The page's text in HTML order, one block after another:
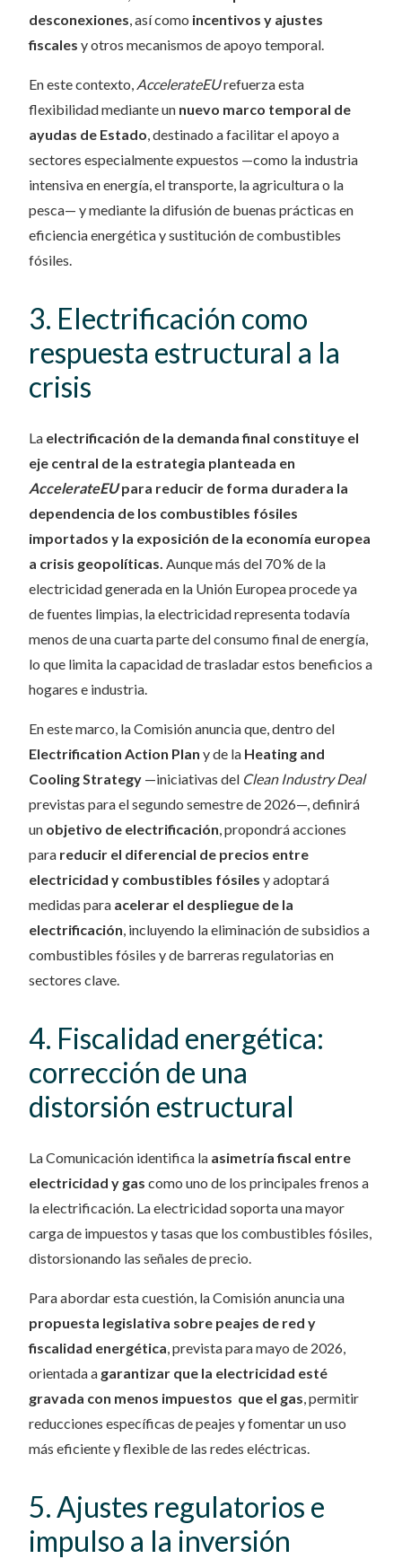
desconexiones, así como incentivos y ajustes
fiscales y otros mecanismos de apoyo temporal.
En este contexto, AccelerateEUrefuerza esta
flexibilidad mediante un nuevo marco temporal de
ayudas de Estado, destinado a facilitar el apoyo a
sectores especialmente expuestos —como la industria
intensiva en energía, el transporte, la agricultura o la
pesca— y mediante la difusión de buenas prácticas en
eficiencia energética y sustitución de combustibles
fósiles.
3. Electrificación como
respuesta estructural a la
crisis
La electrificación de la demanda final constituye el
eje central de la estrategia planteada en
AccelerateEUpara reducir de forma duradera la
dependencia de los combustibles fósiles
importados y la exposición de la economía europea
a crisis geopolíticas. Aunque más del 70 % de la
electricidad generada en la Unión Europea procede ya
de fuentes limpias, la electricidad representa todavía
menos de una cuarta parte del consumo final de energía,
lo que limita la capacidad de trasladar estos beneficios a
hogares e industria.
En este marco, la Comisión anuncia que, dentro del
Electrification Action Plan y de la Heating and
Cooling Strategy —iniciativas del Clean Industry Deal
previstas para el segundo semestre de 2026—, definirá
un objetivo de electrificación, propondrá acciones
para reducir el diferencial de precios entre
electricidad y combustibles fósiles y adoptará
medidas para acelerar el despliegue de la
electrificación, incluyendo la eliminación de subsidios a
combustibles fósiles y de barreras regulatorias en
sectores clave.
4. Fiscalidad energética:
corrección de una
distorsión estructural
La Comunicación identifica la asimetría fiscal entre
electricidad y gas como uno de los principales frenos a
la electrificación. La electricidad soporta una mayor
carga de impuestos y tasas que los combustibles fósiles,
distorsionando las señales de precio.
Para abordar esta cuestión, la Comisión anuncia una
propuesta legislativa sobre peajes de red y
fiscalidad energética, prevista para mayo de 2026,
orientada a garantizar que la electricidad esté
gravada con menos impuestos que el gas, permitir
reducciones específicas de peajes y fomentar un uso
más eficiente y flexible de las redes eléctricas.
5. Ajustes regulatorios e
impulso a la inversión